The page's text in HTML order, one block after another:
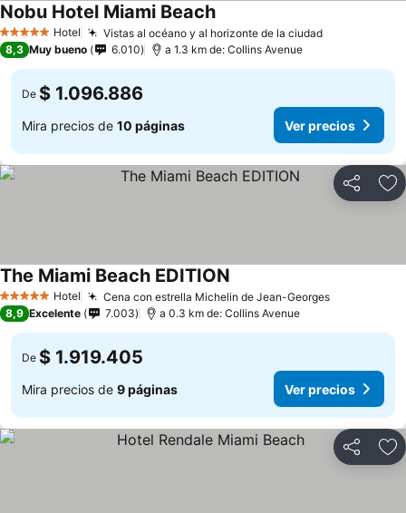
5 Estrellas Hotel Vistas al océano y al horizonte de la ciudad
Nobu Hotel Miami Beach
8,3 Muy bueno 6.010 a 1.3 km de: Collins Avenue
De $ 1.096.886
Mira precios de 10 páginas Ver precios
Compartir
5 Estrellas Hotel Cena con estrella Michelin de Jean-Georges
The Miami Beach EDITION
8,9 Excelente 7.003 a 0.3 km de: Collins Avenue
De $ 1.919.405
Mira precios de 9 páginas Ver precios
Compartir